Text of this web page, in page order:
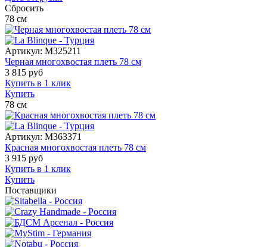
Сбросить
78 см
Артикул: M325211
Черная многохвостая плеть 78 см
3 815 руб
Купить в 1 клик
Купить
78 см
Артикул: M363371
Красная многохвостая плеть 78 см
3 915 руб
Купить в 1 клик
Купить
Поставщики